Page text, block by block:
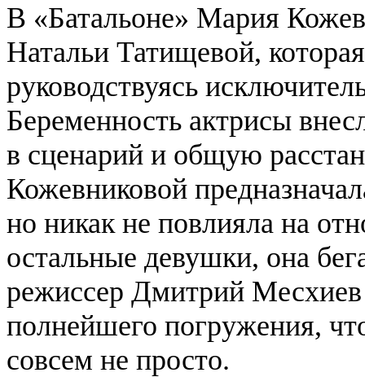
В «Батальоне» Мария
Натальи Татищевой,
руководствуясь
Беременность актрисы
в сценарий и общую
Кожевниковой
но никак не повлияла на
остальные девушки, она
режиссер Дмитрий
полнейшего погружения,
совсем не просто.